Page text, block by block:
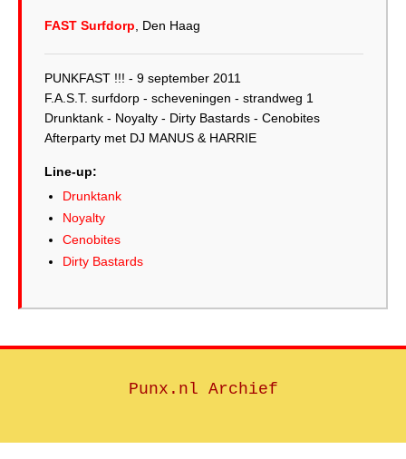
FAST Surfdorp , Den Haag
PUNKFAST !!! - 9 september 2011
F.A.S.T. surfdorp - scheveningen - strandweg 1
Drunktank - Noyalty - Dirty Bastards - Cenobites
Afterparty met DJ MANUS & HARRIE
Line-up:
Drunktank
Noyalty
Cenobites
Dirty Bastards
Punx.nl Archief